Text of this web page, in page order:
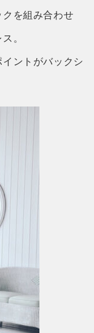
クを組み合わせ
。
ントがバックシ